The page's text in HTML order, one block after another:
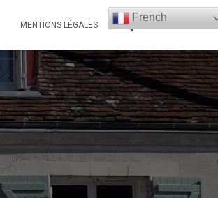
MENTIONS LÉGALES
French